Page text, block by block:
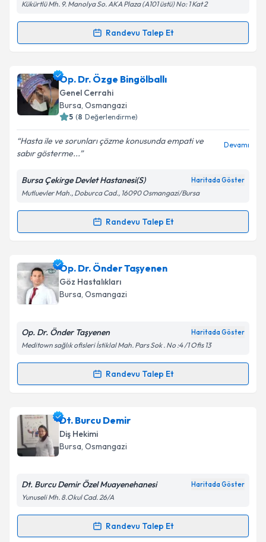
Takvim Talebini Gönder
Kükürtlü Mh. 9. Manolya So. AKA Plaza (A101 üstü) No: 1 Kat 2
Randevu Talep Et
Randevu Takvimi Talebi
Prof. Dr. Bülent Yazıcıiçin randevu takvimi talebi
oluşturun. Size bu uzmandan randevu almanız için bir
takvim hazırlandığında e-posta ile bilgilendireceğiz.
Kişisel verilerimin işlenmesine ilişkin
Aydınlatma
Metni'ni okudum ve kişisel verilerimin belirtilen
kapsamda işlenmesini kabul ediyorum.
Op. Dr. Özge Bingölballı
Genel Cerrahi
Bursa, Osmangazi
5 (8 Değerlendirme)
Hasta ile ve sorunları çözme konusunda empati ve
sabır gösterme...
Devamı
Bursa Çekirge Devlet Hastanesi(S) Haritada Göster
Mutluevler Mah., Doburca Cad., 16090 Osmangazi/Bursa
Randevu Talep Et
Randevu Takvimi Talebi
Op. Dr. Özge Bingölballıiçin randevu takvimi talebi
oluşturun. Size bu uzmandan randevu almanız için bir
takvim hazırlandığında e-posta ile bilgilendireceğiz.
Kişisel verilerimin işlenmesine ilişkin
Metni'ni okudum ve kişisel verilerimin belirtilen
Takvim Talebini Gönder
Op. Dr. Önder Taşyenen
Göz Hastalıkları
Bursa, Osmangazi
Op. Dr. Önder Taşyenen Haritada Göster
Meditown sağlık ofisleri İstiklal Mah. Pars Sok . No :4 /1 Ofis 13
Randevu Talep Et
Randevu Takvimi Talebi
Op. Dr. Önder Taşyenen
oluşturun. Size bu uzmandan randevu almanız için bir
takvim hazırlandığında e-posta ile bilgilendireceğiz.
Kişisel verilerimin işlenmesine ilişkin
Metni'ni okudum ve kişisel verilerimin belirtilen
Dt. Burcu Demir
Diş Hekimi
Bursa, Osmangazi
Dt. Burcu Demir Özel Muayenehanesi Haritada Göster
Yunuseli Mh. 8.Okul Cad. 26/A
Randevu Talep Et
Randevu Takvimi Talebi